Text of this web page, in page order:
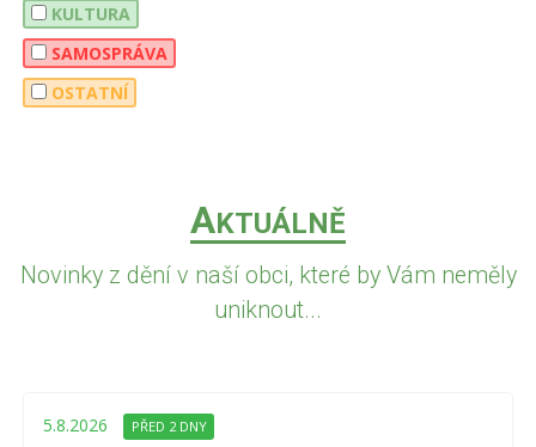
KULTURA
SAMOSPRÁVA
OSTATNÍ
AKTUÁLNĚ
Novinky z dění v naší obci, které by Vám neměly
uniknout...
5.8.2026 PŘED 2 DNY